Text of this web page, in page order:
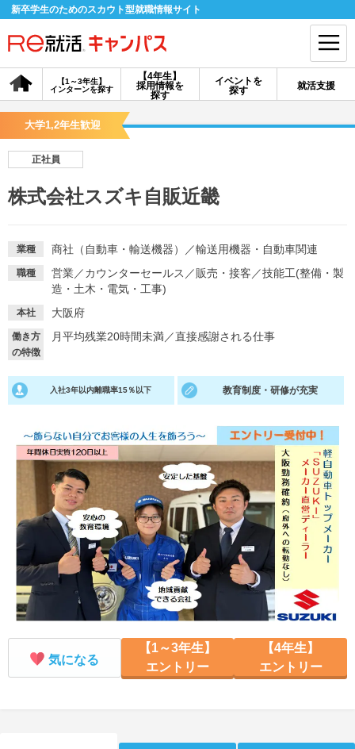
新卒学生のためのスカウト型就職情報サイト
【4年生】
採用情報を
探す
【1～3年生】
インターンを探す
イベントを
探す
就活支援
会員登録 ログイン
探す
イベントを探す スカウト
就活ノウハウ・サポート
就活支援
就活ノウハウが満載！
就活コラム
お役立ち記事・相談室など
適職診断
あなたに合う仕事を診断！
就活チャンネル
動画で対策講座をチェック
就活ニュースペーパー
就活時事ニュースを更新
よくある質問
不明点があればこちら
大学1,2年生歓迎
正社員
株式会社スズキ自販近畿
業種 商社（自動車・輸送機器） ／輸送用機器・自動車関連
職種 営業／カウンターセールス ／販売・接客 ／技能工(整備・製
造・土木・電気・工事)
本社 大阪府
働き方
の特徴
月平均残業20時間未満／直接感謝される仕事
入社3年以内離職率15％以下 教育制度・研修が充実
気になる
【1～3年生】
エントリー
【4年生】
エントリー